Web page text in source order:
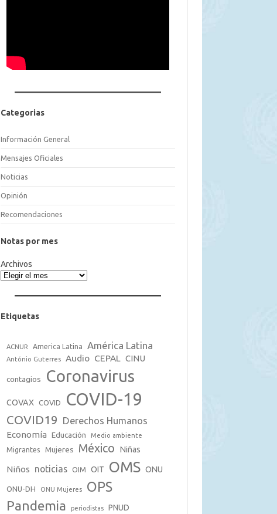
Categorias
Información General
Mensajes Oficiales
Noticias
Opinión
Recomendaciones
Notas por mes
Archivos
Etiquetas
ACNUR America Latina América Latina
António Guterres Audio CEPAL CINU
contagios Coronavirus
COVAX COVID COVID-19
COVID19 Derechos Humanos
Economía Educación Medio ambiente
Migrantes Mujeres México Niñas
Niños noticias OIM OIT OMS ONU
ONU-DH ONU Mujeres OPS
Pandemia periodistas PNUD